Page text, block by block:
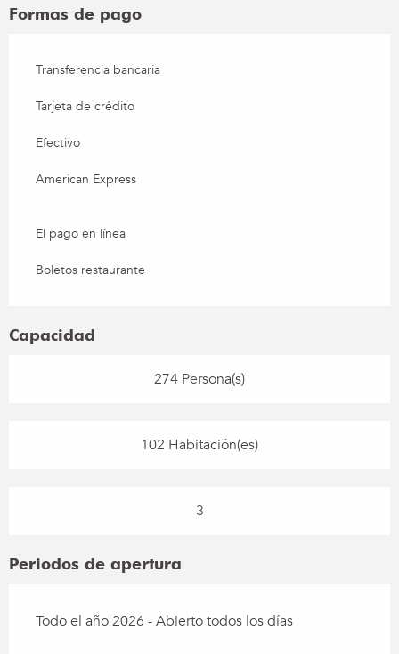
Formas de pago
Transferencia bancaria
Tarjeta de crédito
Efectivo
American Express
El pago en línea
Boletos restaurante
Capacidad
274 Persona(s)
102 Habitación(es)
3
Periodos de apertura
Todo el año 2026 - Abierto todos los días